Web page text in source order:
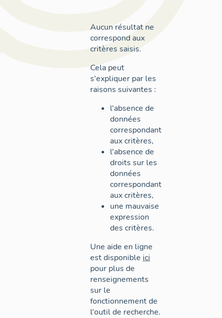
Aucun résultat ne
correspond aux
critères saisis.
Cela peut
s'expliquer par les
raisons suivantes :
l'absence de
données
correspondant
aux critères,
l'absence de
droits sur les
données
correspondant
aux critères,
une mauvaise
expression
des critères.
Une aide en ligne
est disponible ici
pour plus de
renseignements
sur le
fonctionnement de
l'outil de recherche.